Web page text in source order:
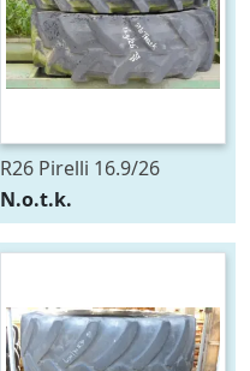
R26 Pirelli 16.9/26
N.o.t.k.